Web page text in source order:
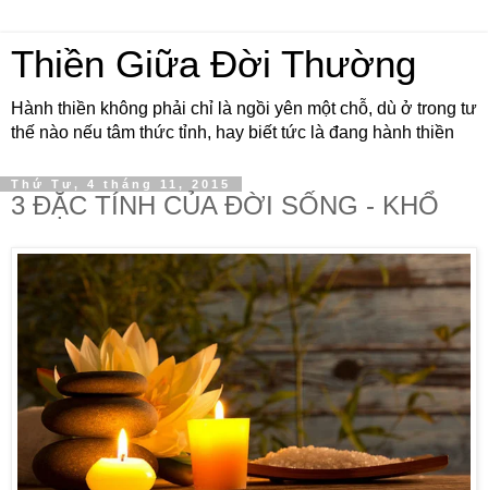
Thiền Giữa Đời Thường
Hành thiền không phải chỉ là ngồi yên một chỗ, dù ở trong tư
thế nào nếu tâm thức tỉnh, hay biết tức là đang hành thiền
Thứ Tư, 4 tháng 11, 2015
3 ĐẶC TÍNH CỦA ĐỜI SỐNG - KHỔ